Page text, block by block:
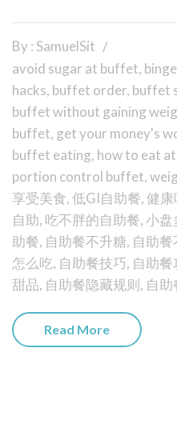
By : SamuelSit
avoid sugar at buffet,
hacks, buffet order, buffet
buffet without gaining
buffet, get your money's
buffet eating, how to eat
portion control buffet,
享受美食,低GI自助餐,健康
自助, 吃不胖的自助餐,小盘
助餐, 自助餐不升糖, 自助餐
怎么吃, 自助餐技巧, 自助餐
甜品, 自助餐隐藏规则, 自助
Read More